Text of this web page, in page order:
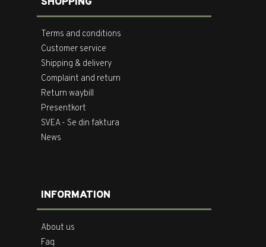
Terms and conditions
Customer service
Shipping & delivery
Complaint and return
Return waybill
Presentkort
SVEA - Se din faktura
News
INFORMATION
About us
Faq